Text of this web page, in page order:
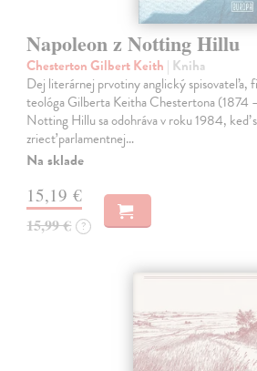
Napoleon z Notting Hillu
Chesterton Gilbert Keith | Kniha
Dej literárnej prvotiny anglický spisovateľa,
teológa Gilberta Keitha Chestertona (1874
Notting Hillu sa odohráva v roku 1984, keď
zriecť parlamentnej…
Na sklade
15,19 €
15,99 € ?